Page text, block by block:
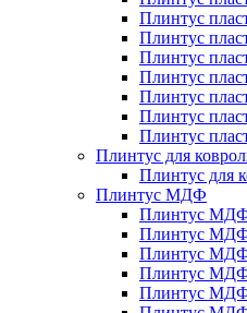
Плинтус
Плинтус
Плинтус
Плинтус
Плинтус
Плинтус
Плинтус
Плинтус для
Плинтус для
Плинтус МДФ
Плинтус
Плинтус МДФ
Плинтус МДФ
Плинтус
Плинтус МДФ